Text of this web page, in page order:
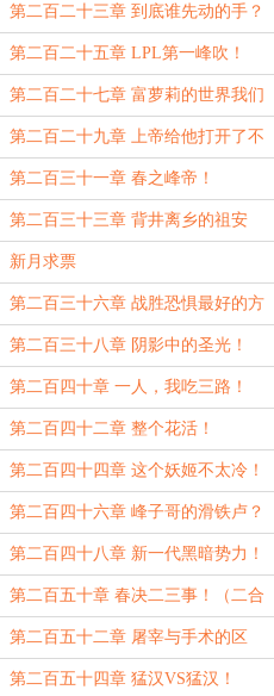
山千古秀！（下）月末求订阅求月票
第二百二十三章 到底谁先动的手？
（求月票求订阅）
第二百二十五章 LPL第一峰吹！
第二百二十七章 富萝莉的世界我们
不懂（第二更）
第二百二十九章 上帝给他打开了不
只一扇窗！（第四更求月票求订阅）
第二百三十一章 春之峰帝！
第二百三十三章 背井离乡的祖安
人！
新月求票
第二百三十六章 战胜恐惧最好的方
法！
第二百三十八章 阴影中的圣光！
（万更求月票求订阅）
第二百四十章 一人，我吃三路！
第二百四十二章 整个花活！
第二百四十四章 这个妖姬不太冷！
第二百四十六章 峰子哥的滑铁卢？
第二百四十八章 新一代黑暗势力！
第二百五十章 春决二三事！（二合
一）
第二百五十二章 屠宰与手术的区
别！（求月票求订阅）
第二百五十四章 猛汉VS猛汉！